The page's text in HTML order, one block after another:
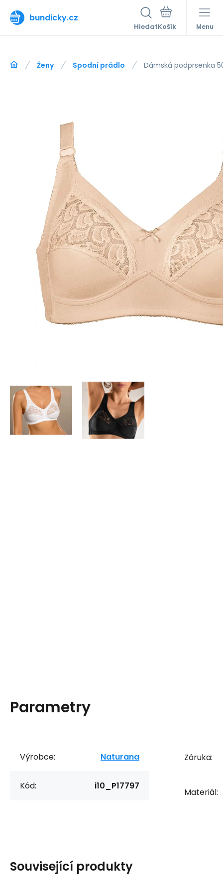
bundicky.cz
Hledat Menu
Ženy Spodní prádlo Dámská podprsenka
Parametry
Výrobce: Naturana
Kód: i10_P17797
Záruka:
Materiál:
Související produkty